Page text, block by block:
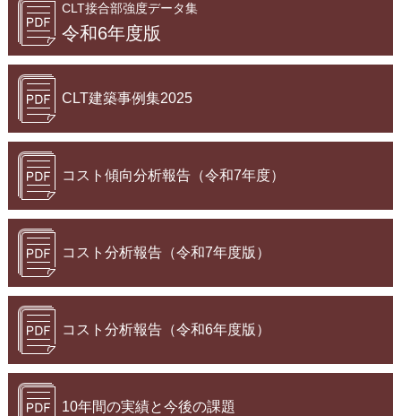
CLT接合部強度データ集
令和6年度版
CLT建築事例集2025
コスト傾向分析報告（令和7年度）
コスト分析報告（令和7年度版）
コスト分析報告（令和6年度版）
10年間の実績と今後の課題